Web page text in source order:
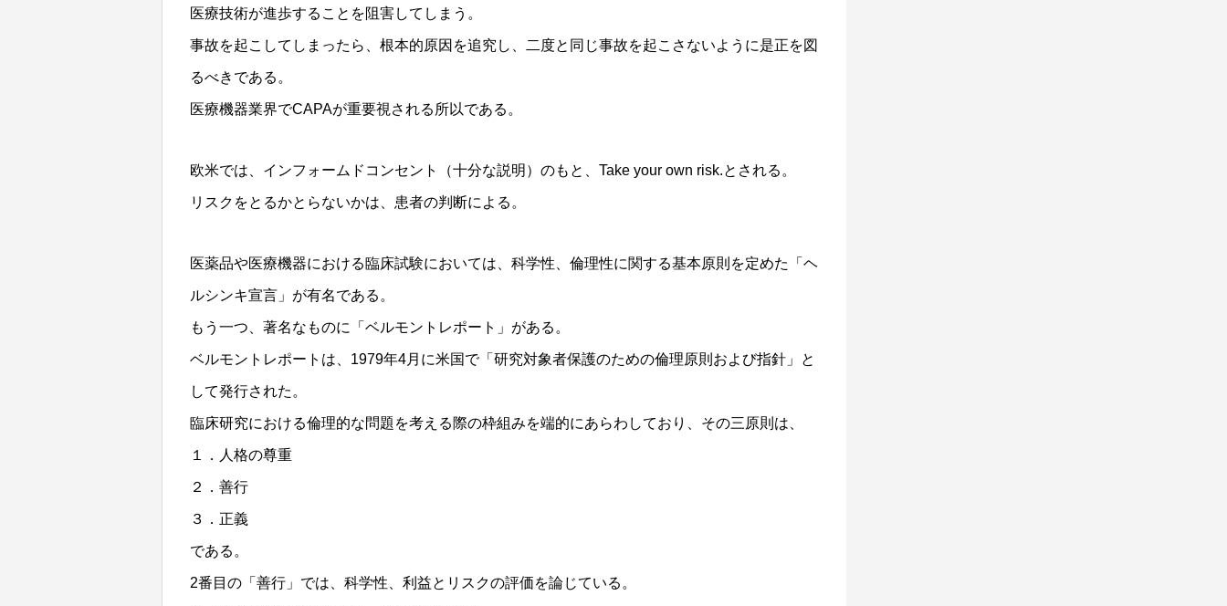
医療技術が進歩することを阻害してしまう。
事故を起こしてしまったら、根本的原因を追究し、二度と同じ事故を起こさないように是正を図
るべきである。
医療機器業界でCAPAが重要視される所以である。
欧米では、インフォームドコンセント（十分な説明）のもと、Take your own risk.とされる。
リスクをとるかとらないかは、患者の判断による。
医薬品や医療機器における臨床試験においては、科学性、倫理性に関する基本原則を定めた「ヘ
ルシンキ宣言」が有名である。
もう一つ、著名なものに「ベルモントレポート」がある。
ベルモントレポートは、1979年4月に米国で「研究対象者保護のための倫理原則および指針」と
して発行された。
臨床研究における倫理的な問題を考える際の枠組みを端的にあらわしており、その三原則は、
１．人格の尊重
２．善行
３．正義
である。
2番目の「善行」では、科学性、利益とリスクの評価を論じている。